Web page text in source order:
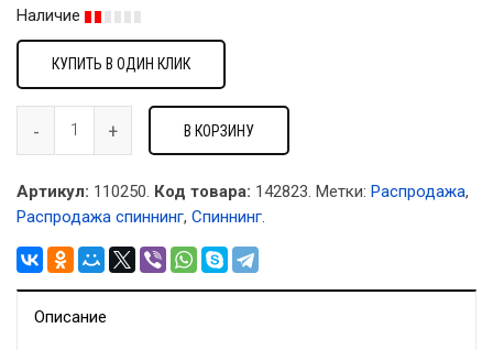
Наличие
КУПИТЬ В ОДИН КЛИК
В КОРЗИНУ
Артикул: 110250. Код товара: 142823. Метки: Распродажа,
Распродажа спиннинг, Спиннинг.
Описание